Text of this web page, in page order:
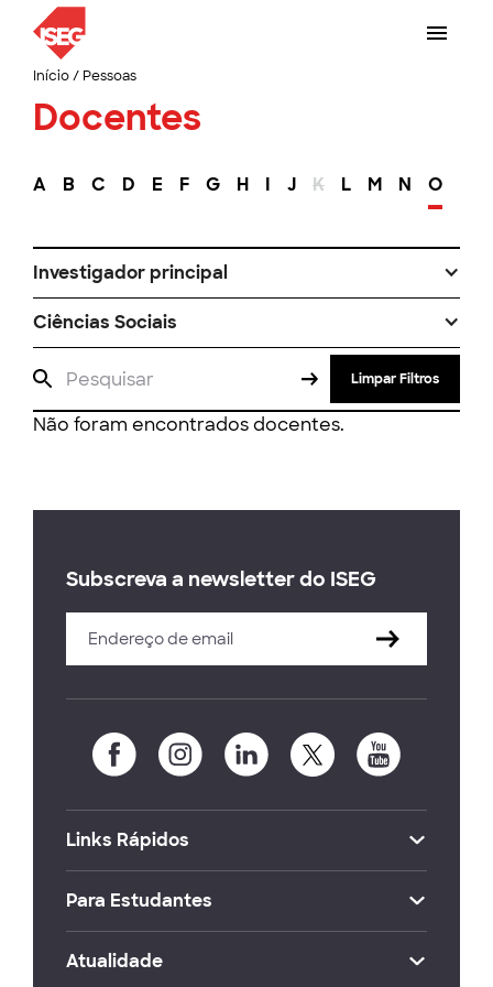
Início/ Pessoas
Docentes
A B C D E F G H I J K L M N O
Investigador principal
Ciências Sociais
Limpar Filtros
Não foram encontrados docentes.
Subscreva a newsletter do ISEG
Links Rápidos
Para Estudantes
Atualidade